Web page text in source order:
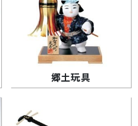
郷土玩具